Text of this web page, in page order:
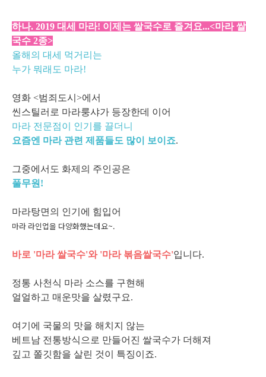
하나. 2019 대세 마라! 이제는 쌀국수로 즐겨요...<마라 쌀
국수 2종>
올해의 대세 먹거리는
누가 뭐래도 마라!
영화 <범죄도시>에서
씬스틸러로 마라룽샤가 등장한데 이어
마라 전문점이 인기를 끌더니
요즘엔 마라 관련 제품들도 많이 보이죠.
그중에서도 화제의 주인공은
풀무원!
마라탕면의 인기에 힘입어
마라 라인업을 다양화했는데요~.
바로 '마라 쌀국수'와 '마라 볶음쌀국수'입니다.
정통 사천식 마라 소스를 구현해
얼얼하고 매운맛을 살렸구요.
여기에 국물의 맛을 해치지 않는
베트남 전통방식으로 만들어진 쌀국수가 더해져
깊고 쫄깃함을 살린 것이 특징이죠.